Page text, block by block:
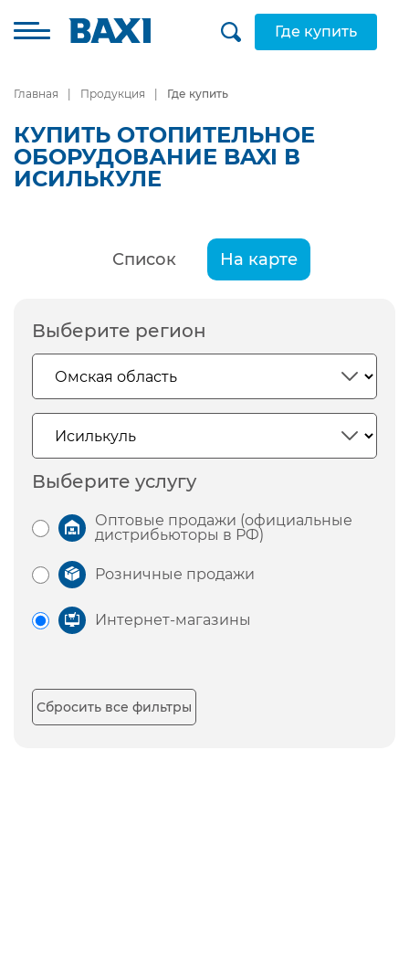
Где купить
Главная Продукция Где купить
КУПИТЬ ОТОПИТЕЛЬНОЕ
ОБОРУДОВАНИЕ BAXI В
ИСИЛЬКУЛЕ
Список На карте
Выберите регион
Выберите услугу
Оптовые продажи (официальные
дистрибьюторы в РФ)
Розничные продажи
Интернет-магазины
Сбросить все фильтры